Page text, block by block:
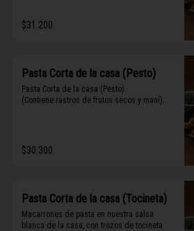
$31.200
Pasta Corta de la casa (Pesto)
Pasta Corta de la casa (Pesto)
(Contiene rastros de frutos secos y maní).
$30.300
Pasta Corta de la casa (Tocineta)
Macarrones de pasta en nuestra salsa
blanca de la casa, con trozos de tocineta